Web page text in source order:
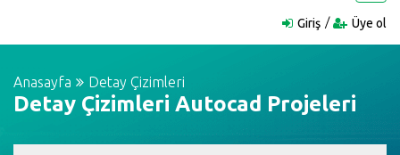
Giriş Üye ol
Anasayfa Detay Çizimleri
Detay Çizimleri Autocad Projeleri